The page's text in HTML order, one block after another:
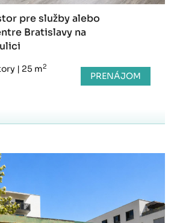
pre služby alebo
Bratislavy na
| 25 m2
PRENÁJOM